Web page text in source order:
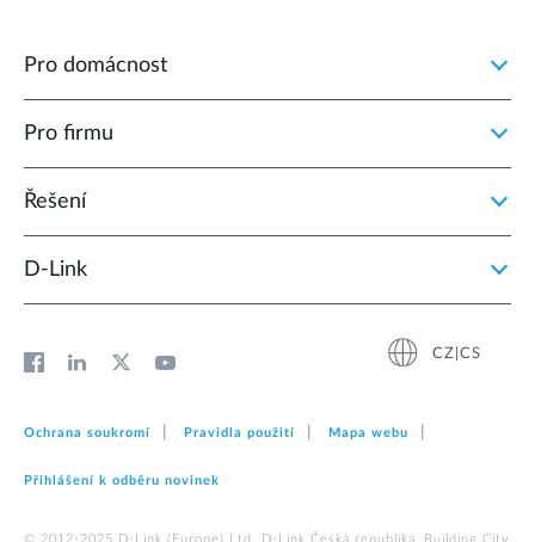
Pro domácnost
Pro firmu
Řešení
D‑Link
CZ|CS
Ochrana soukromí Pravidla použití Mapa webu
Přihlášení k odběru novinek